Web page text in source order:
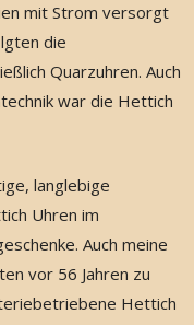
mit Strom versorgt
die
Quarzuhren. Auch
war die Hettich
langlebige
Uhren im
Auch meine
vor 56 Jahren zu
Hettich